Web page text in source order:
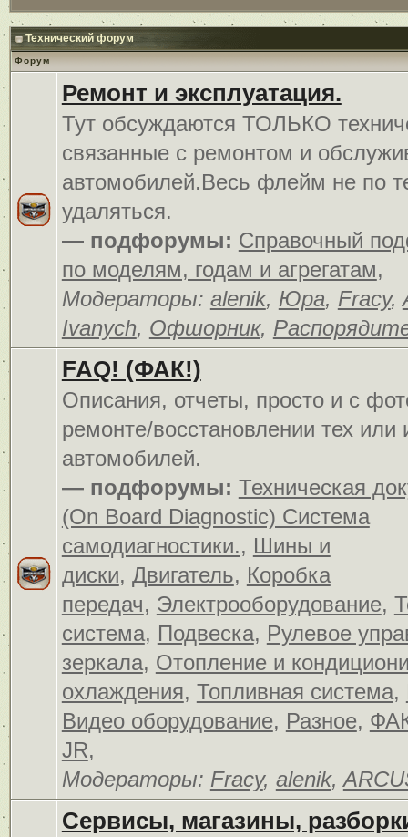
Технический форум
Форум
Ремонт и эксплуатация.
Тут обсуждаются ТОЛЬКО
связанные с ремонтом и
автомобилей.Весь флейм не по
удаляться.
— подфорумы: Справочный
по моделям, годам и агрегатам,
Модераторы: alenik, Юра, Fracy,
Ivanych, Офшорник,
FAQ! (ФАК!)
Описания, отчеты, просто и c
ремонте/восстановлении тех или
автомобилей.
— подфорумы: Техническая
(On Board Diagnostic) Система
самодиагностики., Шины и
диски, Двигатель, Коробка
передач, Электрооборудование,
система, Подвеска, Рулевое
зеркала, Отопление и
охлаждения, Топливная система,
Видео оборудование, Разное,
JR,
Модераторы: Fracy, alenik,
Сервисы, магазины,